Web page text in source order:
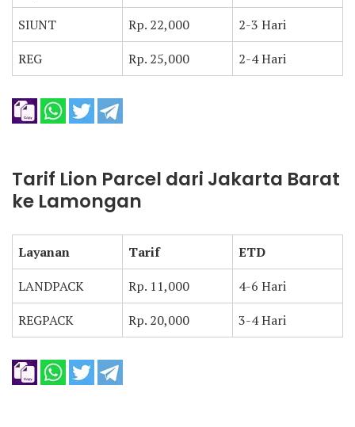
SIUNT
Rp. 22,000
2-3 Hari
REG
Rp. 25,000 2-4 Hari
Tarif Lion Parcel dari Jakarta Barat
ke Lamongan
Layanan Tarif
ETD
LANDPACK
Rp. 11,000
4-6 Hari
REGPACK
Rp. 20,000 3-4 Hari